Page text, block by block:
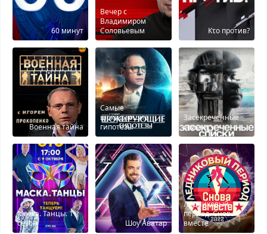
60 минут
Вечер с
Владимиром
Соловьевым
Кτо против?
Военная тайна
Самые
шокирующие
гипотезы
Засекреченные
списки
Маска. Танцы. 1
сезон
Шоу Аватар
Ледниковый
период. Снова
вместе